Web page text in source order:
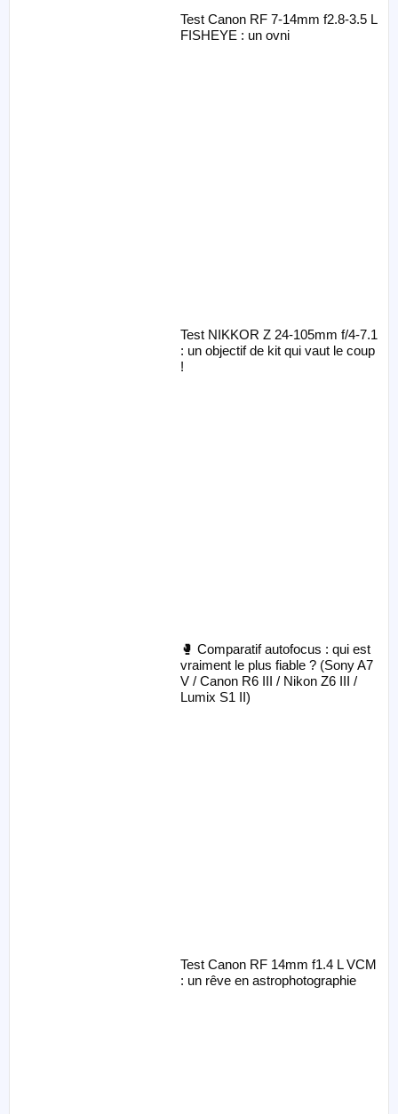
Test Canon RF 7-14mm f2.8-3.5 L
FISHEYE : un ovni
Test NIKKOR Z 24-105mm f/4-7.1
: un objectif de kit qui vaut le coup
!
🥊 Comparatif autofocus : qui est
vraiment le plus fiable ? (Sony A7
V / Canon R6 III / Nikon Z6 III /
Lumix S1 II)
Test Canon RF 14mm f1.4 L VCM
: un rêve en astrophotographie